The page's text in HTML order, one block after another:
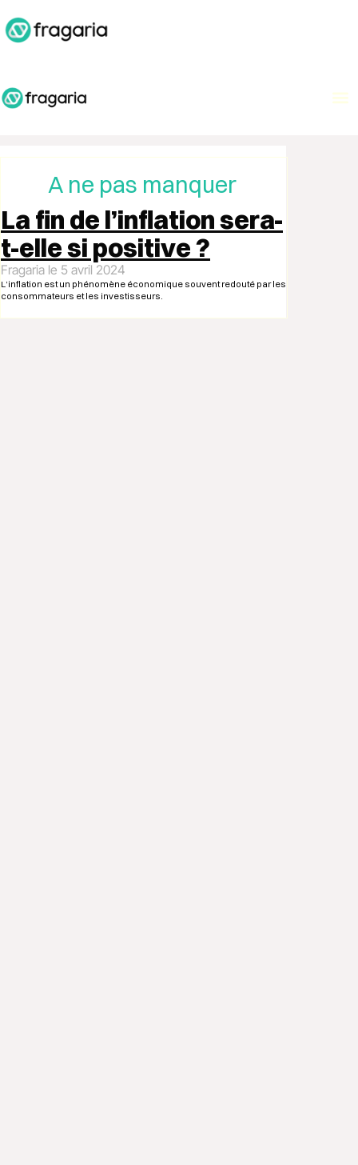
A ne pas manquer
La fin de l’inflation sera-
t-elle si positive ?
Fragaria 5 avril 2024
L’inflation est un phénomène économique souvent redouté par les
consommateurs et les investisseurs.